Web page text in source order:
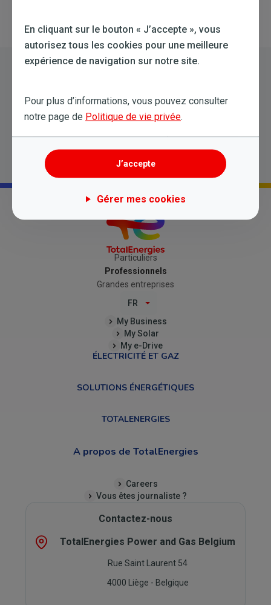
Retour à la liste
Essayez une nouvelle recherche
Particuliers
Professionnels
Grandes entreprises
FR
My Business
My Solar
My e-Drive
ÉLECTRICITÉ ET GAZ
SOLUTIONS ÉNERGÉTIQUES
TOTALENERGIES
A propos de TotalEnergies
Careers
Vous êtes journaliste ?
Contactez-nous
TotalEnergies Power and Gas Belgium
Rue Saint Laurent 54
4000 Liège - Belgique
En cliquant sur le bouton « J’accepte », vous
autorisez tous les cookies pour une meilleure
expérience de navigation sur notre site.
Pour plus d’informations, vous pouvez consulter
notre page de Politique de vie privée.
J’accepte
Gérer mes cookies